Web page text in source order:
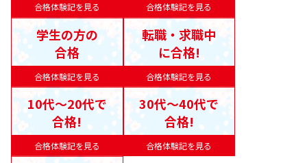
合格体験記を見る 合格体験記を見る
合格体験記を見る
学生の方の
合格
合格体験記を見る
転職・求職中
に合格!
合格体験記を見る
10代〜20代で
合格!
合格体験記を見る
30代〜40代で
合格!